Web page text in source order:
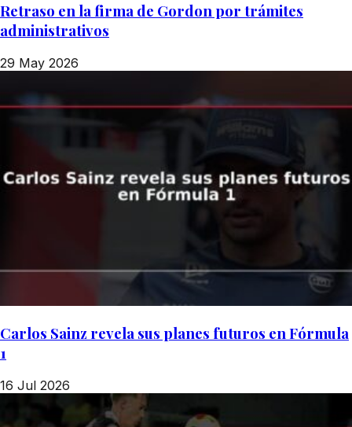
Retraso en la firma de Gordon por trámites
administrativos
29 May 2026
Carlos Sainz revela sus planes futuros en Fórmula
1
16 Jul 2026